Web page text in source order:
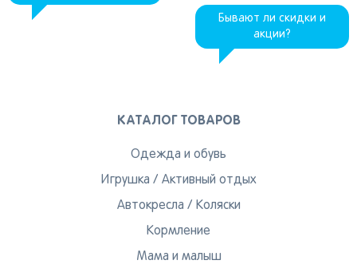
Бывают ли скидки и
акции?
КАТАЛОГ ТОВАРОВ
Одежда и обувь
Игрушка / Активный отдых
Автокресла / Коляски
Кормление
Мама и малыш